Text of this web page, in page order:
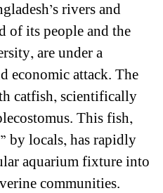
rivers and
of its people and the
are under a
economic attack. The
catfish, scientifically
This fish,
by locals, has rapidly
aquarium fixture into
communities.